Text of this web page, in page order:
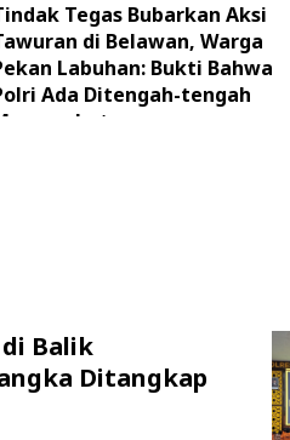
Tegas Bubarkan Aksi
di Belawan, Warga
Labuhan: Bukti Bahwa
Ada Ditengah-tengah
Balik
Ditangkap